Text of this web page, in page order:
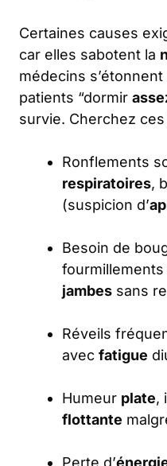
Certaines causes
car elles sabotent la
médecins
patients “dormir
survie. Cherchez
Ronflements
respiratoires,
(suspicion d’
Besoin de
fourmillements
jambes sans
Réveils
avec fatigue
Humeur plate,
flottante
Perte d’